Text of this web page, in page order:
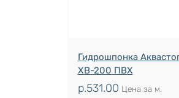
Гидрошпонка
ХВ-200 ПВХ
р.531.00 Цена за м.